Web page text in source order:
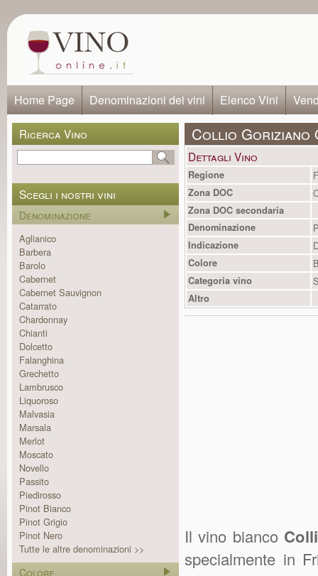
Home Page Denominazioni dei vini Elenco Vini
Ricerca Vino
Scegli i nostri vini
Denominazione
Aglianico
Barbera
Barolo
Cabernet
Cabernet Sauvignon
Catarrato
Chardonnay
Chianti
Dolcetto
Falanghina
Grechetto
Lambrusco
Liquoroso
Malvasia
Marsala
Merlot
Moscato
Novello
Passito
Piedirosso
Pinot Bianco
Pinot Grigio
Pinot Nero
Tutte le altre denominazioni >>
Colore
Collio Goriziano
Dettagli Vino
Regione
Zona DOC
Zona DOC secondaria
Denominazione
Indicazione
Colore
Categoria vino
Altro
Il vino bianco
specialmente in